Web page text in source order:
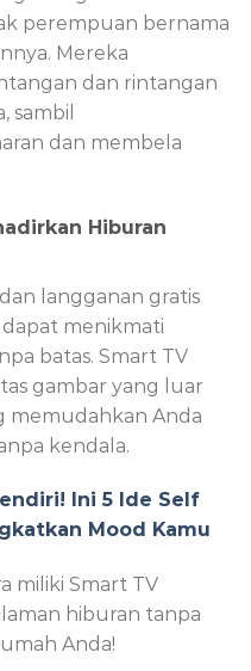
perempuan bernama
Mereka
dan rintangan
sambil
dan membela
Hiburan
langganan gratis
dapat menikmati
batas. Smart TV
gambar yang luar
memudahkan Anda
kendala.
Ini 5 Ide Self
Mood Kamu
miliki Smart TV
hiburan tanpa
Anda!